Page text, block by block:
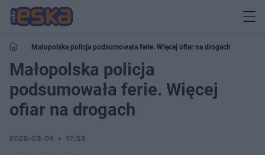
Małopolska policja podsumowała ferie. Więcej ofiar na drogach
Małopolska policja
podsumowała ferie. Więcej
ofiar na drogach
2025-03-04 17:53